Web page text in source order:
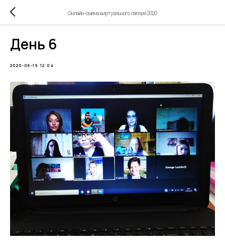
Онлайн-смена виртуального лагеря 2020
День 6
2020-06-19 12:04